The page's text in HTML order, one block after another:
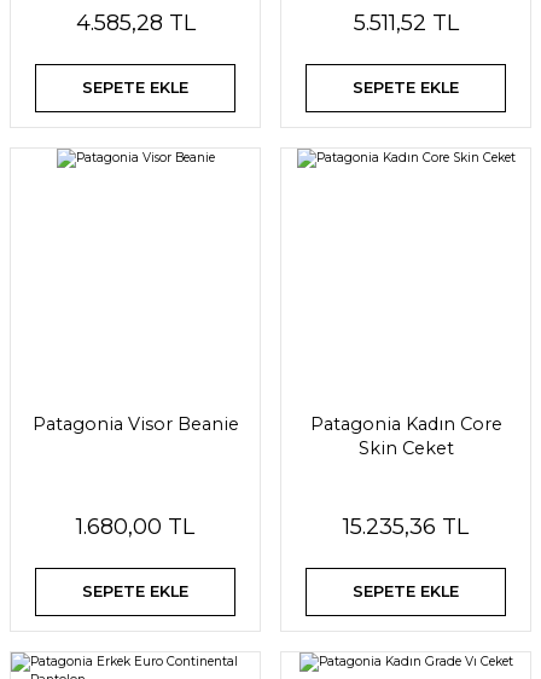
4.585,28 TL
SEPETE EKLE
5.511,52 TL
SEPETE EKLE
Patagonia Visor Beanie
1.680,00 TL
SEPETE EKLE
Patagonia Kadın Core
Skin Ceket
15.235,36 TL
SEPETE EKLE